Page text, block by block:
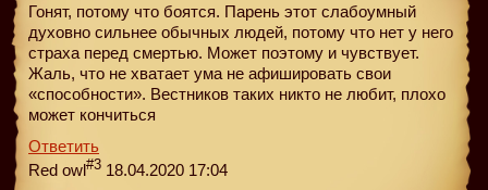
Гонят, потому что боятся. Парень этот слабоумный
духовно сильнее обычных людей, потому что нет у него
страха перед смертью. Может поэтому и чувствует.
Жаль, что не хватает ума не афишировать свои
«способности». Вестников таких никто не любит, плохо
может кончиться
Ответить
Red owl#3 18.04.2020 17:04